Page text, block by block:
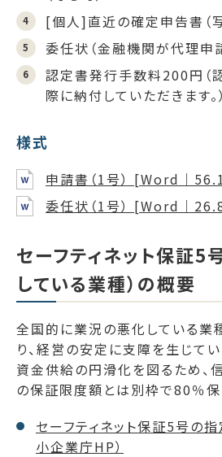
[個人]直近の確定申告書（写
委任状（金融機関が代理申
認定書発行手数料200円（
際に納付していただきます。）
様式
申請書（1号） [Word｜
委任状（1号） [Word｜
セーフティネット保証5
している業種）の概要
全国的に業況の悪化している業
り、経営の安定に支障を生じて
資金供給の円滑化を図るため、
の保証限度額とは別枠で80％保
セーフティネット保証5号の
小企業庁HP）